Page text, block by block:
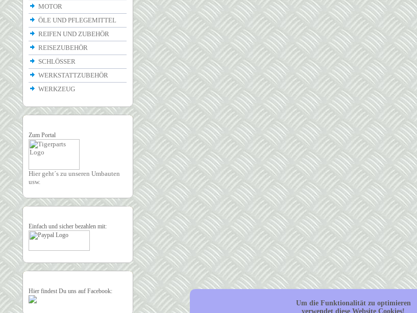
MOTOR
ÖLE UND PFLEGEMITTEL
REIFEN UND ZUBEHÖR
REISEZUBEHÖR
SCHLÖSSER
WERKSTATTZUBEHÖR
WERKZEUG
Zum Portal
Hier geht´s zu unseren Umbauten
usw.
Einfach und sicher bezahlen mit:
Hier findest Du uns auf Facebook:
Um die Funktionalität zu optimieren
verwendet diese Website Cookies!